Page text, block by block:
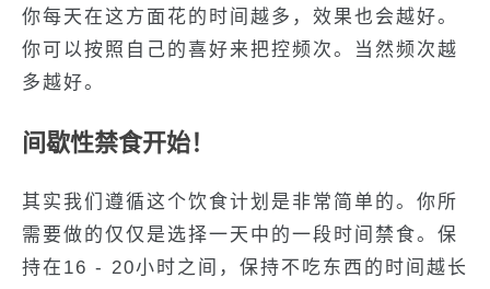
你每天在这方面花的时间越多，效果也会越好。
你可以按照自己的喜好来把控频次。当然频次越
多越好。
间歇性禁食开始！
其实我们遵循这个饮食计划是非常简单的。你所
需要做的仅仅是选择一天中的一段时间禁食。保
持在16 - 20小时之间，保持不吃东西的时间越长